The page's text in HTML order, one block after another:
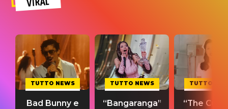
TUTTO NEWS
Bad Bunny e
TUTTO NEWS
“Bangaranga”
TUTTO
“The